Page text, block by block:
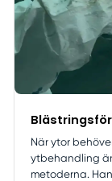
När ytor
ytbehandling
metoderna.